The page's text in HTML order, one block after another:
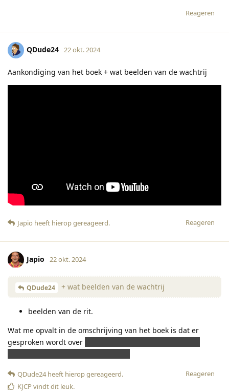
Reageren
QDude24 22 okt. 2024
Aankondiging van het boek + wat beelden van de wachtrij
Reageren
Japio heeft hierop gereageerd.
Japio 22 okt. 2024
QDude24 + wat beelden van de wachtrij
beelden van de rit.
Wat me opvalt in de omschrijving van het boek is dat er
gesproken wordt over
Reageren
QDude24heeft hierop gereageerd.
KJCPvindt dit leuk.